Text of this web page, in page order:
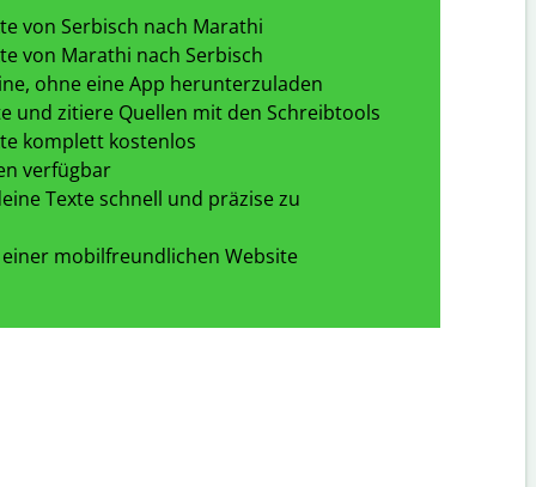
von Serbisch nach Marathi
von Marathi nach Serbisch
ohne eine App herunterzuladen
und zitiere Quellen mit den Schreibtools
komplett kostenlos
verfügbar
Texte schnell und präzise zu
mobilfreundlichen Website